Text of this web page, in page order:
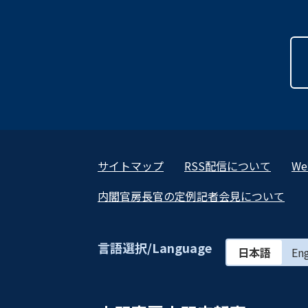
サイトマップ RSS配信について
内閣官房長官の定例記者会見について
言語選択/Language 日本語